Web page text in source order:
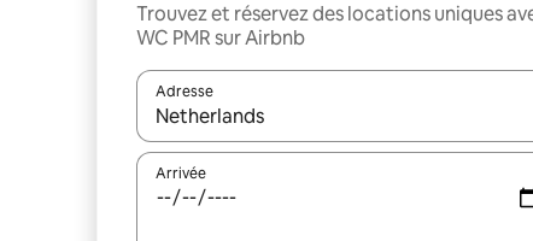
Trouvez et réservez des locations uniques
WC PMR sur Airbnb
Adresse
Lorsque les résultats s'affichent, utilisez les
Arrivée